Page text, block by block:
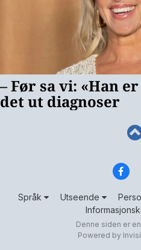
Språk Utseende
Denne siden er
Powered by